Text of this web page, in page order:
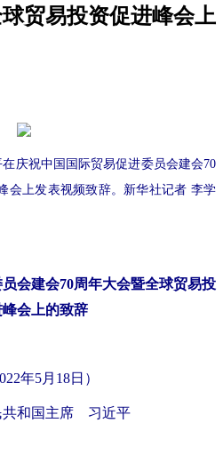
贸易投资促进峰会上
庆祝中国国际贸易促进委员会建会70
会上发表视频致辞。新华社记者 李学
会建会70周年大会暨全球贸易投
峰会上的致辞
年5月18日）
和国主席 习近平